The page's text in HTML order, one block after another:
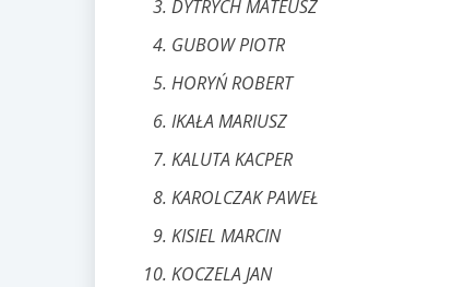
DYTRYCH MATEUSZ
GUBOW PIOTR
HORYŃ ROBERT
IKAŁA MARIUSZ
KALUTA KACPER
KAROLCZAK PAWEŁ
KISIEL MARCIN
KOCZELA JAN